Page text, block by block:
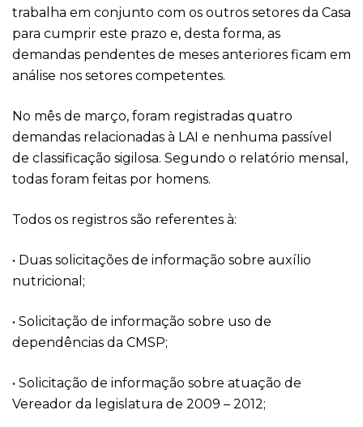
trabalha em conjunto com os outros setores da Casa
para cumprir este prazo e, desta forma, as
demandas pendentes de meses anteriores ficam em
análise nos setores competentes.
No mês de março, foram registradas quatro
demandas relacionadas à LAI e nenhuma passível
de classificação sigilosa. Segundo o relatório mensal,
todas foram feitas por homens.
Todos os registros são referentes à:
• Duas solicitações de informação sobre auxílio
nutricional;
• Solicitação de informação sobre uso de
dependências da CMSP;
• Solicitação de informação sobre atuação de
Vereador da legislatura de 2009 – 2012;